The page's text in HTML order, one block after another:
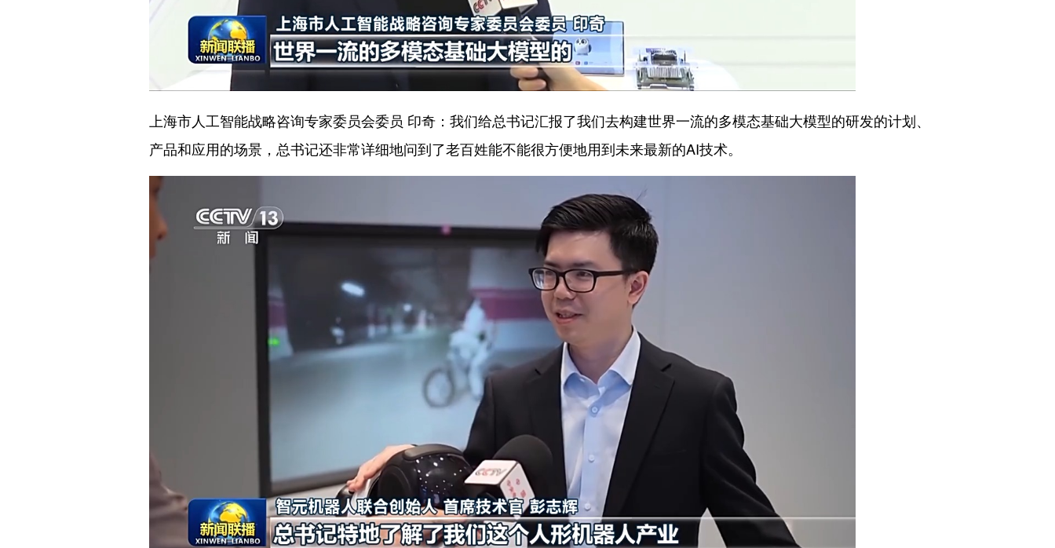
上海市人工智能战略咨询专家委员会委员 印奇： 我们给总书记汇报了我们去构建世界一流的多模态基础大模型的研发的计划、
产品和应用的场景，总书记还非常详细地问到了老百姓能不能很方便地用到未来最新的AI技术。